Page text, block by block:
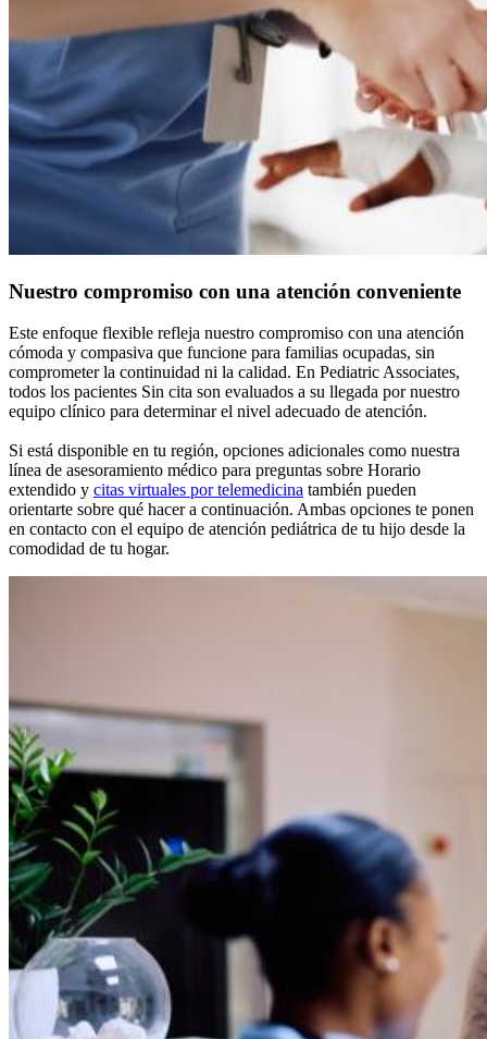
Nuestro compromiso con una atención conveniente
Este enfoque flexible refleja nuestro compromiso con una atención
cómoda y compasiva que funcione para familias ocupadas, sin
comprometer la continuidad ni la calidad. En Pediatric Associates,
todos los pacientes Sin cita son evaluados a su llegada por nuestro
equipo clínico para determinar el nivel adecuado de atención.
Si está disponible en tu región, opciones adicionales como nuestra
línea de asesoramiento médico para preguntas sobre Horario
extendido y citas virtuales por telemedicina también pueden
orientarte sobre qué hacer a continuación. Ambas opciones te ponen
en contacto con el equipo de atención pediátrica de tu hijo desde la
comodidad de tu hogar.